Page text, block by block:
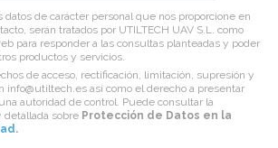
de carácter personal que nos proporcione en
serán tratados por UTILTECH UAV S.L. como
para responder a las consultas planteadas y poder
productos y servicios.
de acceso, rectificación, limitación, supresión y
info@utiltech.es así como el derecho a presentar
autoridad de control. Puede consultar la
detallada sobre Protección de Datos en la
.